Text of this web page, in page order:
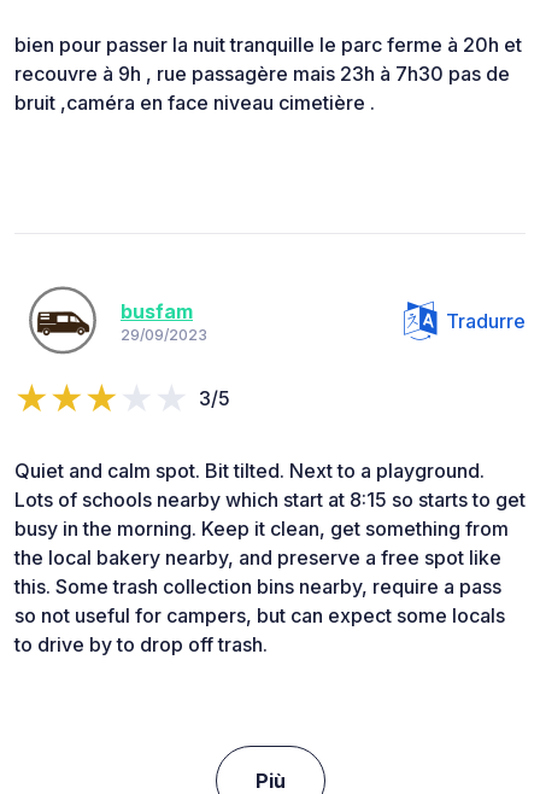
bien pour passer la nuit tranquille le parc ferme à 20h et
recouvre à 9h , rue passagère mais 23h à 7h30 pas de
bruit ,caméra en face niveau cimetière .
busfam
29/09/2023
Tradurre
3/5
Quiet and calm spot. Bit tilted. Next to a playground.
Lots of schools nearby which start at 8:15 so starts to get
busy in the morning. Keep it clean, get something from
the local bakery nearby, and preserve a free spot like
this. Some trash collection bins nearby, require a pass
so not useful for campers, but can expect some locals
to drive by to drop off trash.
Più